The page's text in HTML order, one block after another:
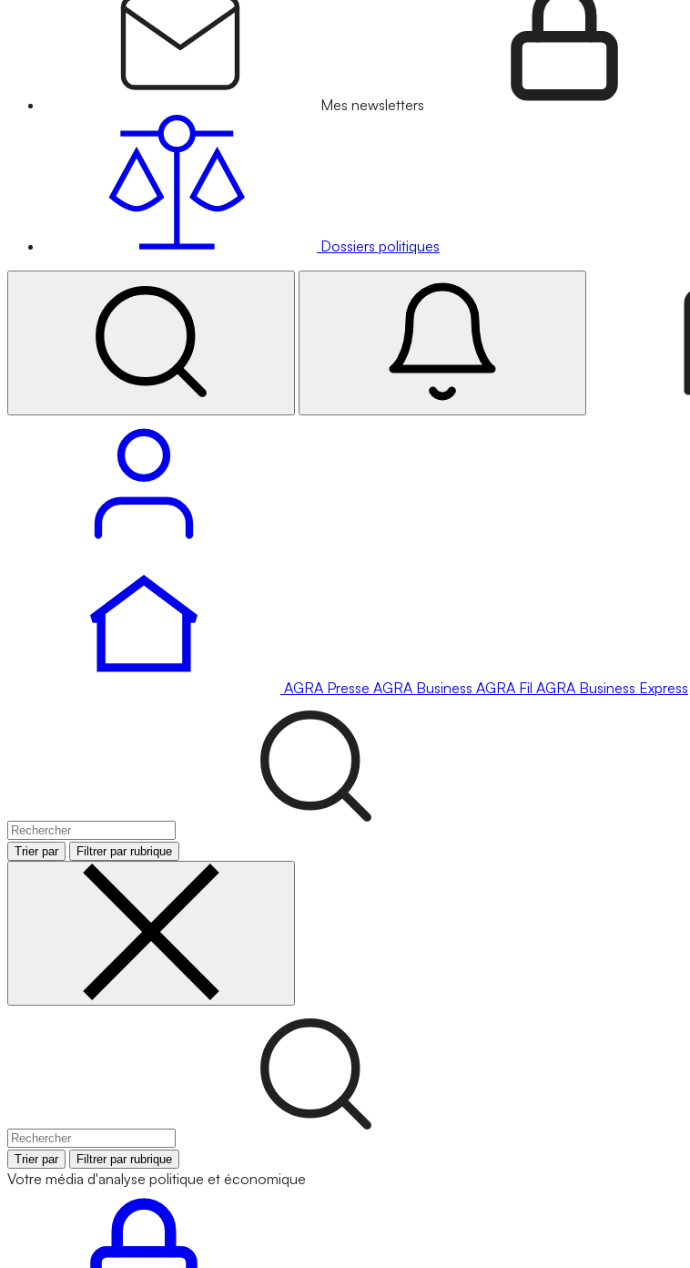
Mes newsletters
Dossiers politiques
AGRA Presse AGRA Business AGRA Fil AGRA Business Express
Trier par Filtrer par rubrique
Trier par Filtrer par rubrique
Votre média d'analyse politique et économique